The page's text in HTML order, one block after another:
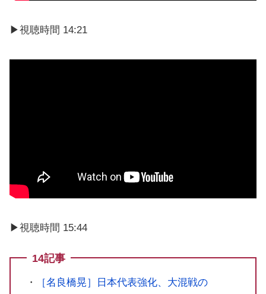
▶︎視聴時間 14:21
▶︎視聴時間 15:44
14記事
・
［名良橋晃］日本代表強化、大混戦の